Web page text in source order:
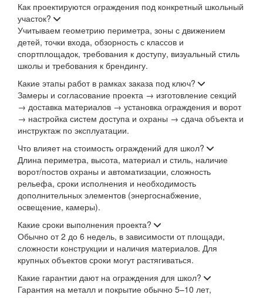
Как проектируются ограждения под конкретный школьный
участок?
Учитываем геометрию периметра, зоны с движением
детей, точки входа, обзорность с классов и
спортплощадок, требования к доступу, визуальный стиль
школы и требования к брендингу.
Какие этапы работ в рамках заказа под ключ?
Замеры и согласование проекта → изготовление секций
→ доставка материалов → установка ограждения и ворот
→ настройка систем доступа и охраны → сдача объекта и
инструктаж по эксплуатации.
Что влияет на стоимость ограждений для школ?
Длина периметра, высота, материал и стиль, наличие
ворот/постов охраны и автоматизации, сложность
рельефа, сроки исполнения и необходимость
дополнительных элементов (энергоснабжение,
освещение, камеры).
Какие сроки выполнения проекта?
Обычно от 2 до 6 недель, в зависимости от площади,
сложности конструкции и наличия материалов. Для
крупных объектов сроки могут растягиваться.
Какие гарантии дают на ограждения для школ?
Гарантия на металл и покрытие обычно 5–10 лет,